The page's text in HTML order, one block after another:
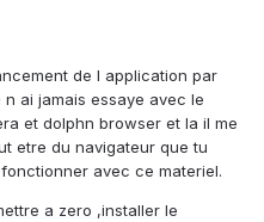
de l application par
ai jamais essaye avec le
et dolphn browser et la il me
etre du navigateur que tu
avec ce materiel.
a zero ,installer le